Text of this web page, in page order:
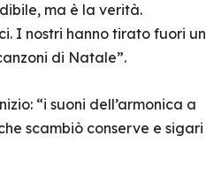
ma è la verità.
I nostri hanno tirato fuori un
di Natale”.
“i suoni dell’armonica a
scambiò conserve e sigari